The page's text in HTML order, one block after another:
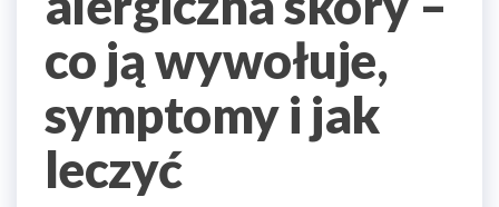
co ją wywołuje,
symptomy i jak
leczyć